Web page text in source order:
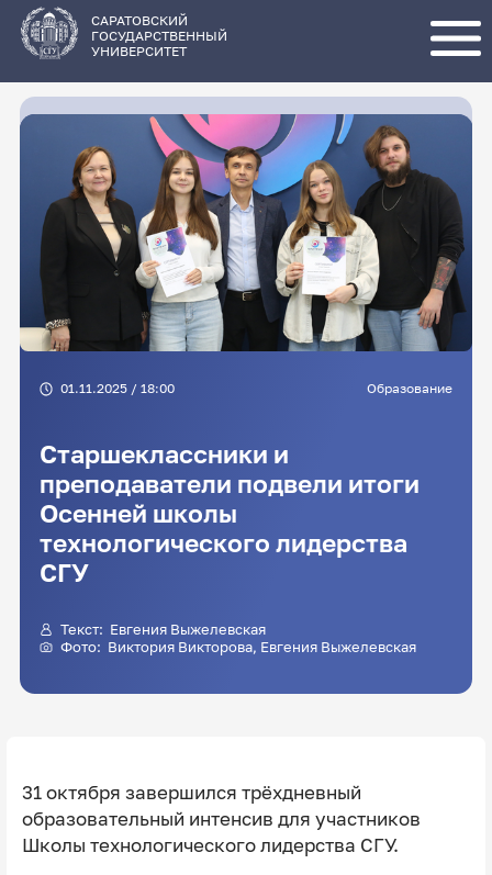
основному
содержанию
САРАТОВСКИЙ
ГОСУДАРСТВЕННЫЙ
УНИВЕРСИТЕТ
01.11.2025 / 18:00 Образование
Старшеклассники и
преподаватели подвели итоги
Осенней школы
технологического лидерства
СГУ
Текст: Евгения Выжелевская
Фото: Виктория Викторова, Евгения Выжелевская
31 октября завершился трёхдневный
образовательный интенсив для участников
Школы технологического лидерства СГУ.